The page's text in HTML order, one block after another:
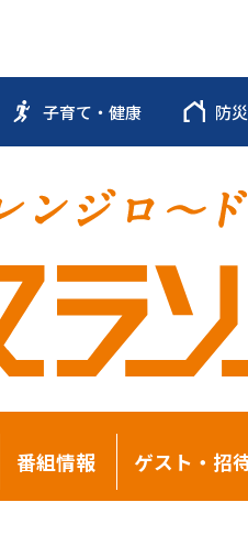
子育て・健康 防
番組情報 ゲスト・招